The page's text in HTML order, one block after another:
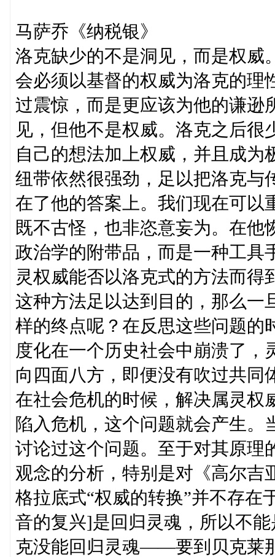
马萨乔《纳税银》
洛克缺少的不是洞见，而是权威
会必须以基督的权威为洛克的理
过震惊，而是更应该为他的谦逊
见，但他不是权威。洛克之后
自己的想法加上权威，并且成
纽带依然很强劲，足以把洛克与
在了他的答案上。我们现在可以
既不古怪，也非恣意妄为。在
政治学的附带品，而是一种工具
灵权威能否以洛克式的方法而得
这种方法足以达到目的，那么一
样的终点呢？在反思这些问题的
度化在一个历史社会中崩溃了，
向四面八方，即便没有吹过共同
在社会危机的时候，解决属灵权
陷入危机，这个问题就会产生。
讨论过这个问题。至于对其原理
观念的分析，特别是对《高尔吉
格拉底式“权威的转换”并不存在
音的复兴]是回归灵魂，所以不
克没能回归灵魂——要到贝克莱